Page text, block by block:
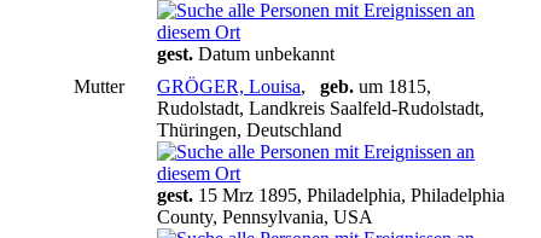
gest. Datum unbekannt
Mutter
GRÖGER, Louisa, geb. um 1815,
Rudolstadt, Landkreis Saalfeld-Rudolstadt,
Thüringen, Deutschland
gest. 15 Mrz 1895, Philadelphia, Philadelphia
County, Pennsylvania, USA